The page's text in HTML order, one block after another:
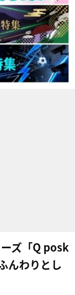
ーズ「Q posk
んわりとし